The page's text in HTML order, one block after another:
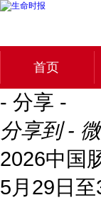
首页
- 分享 -
分享到 -
2026中国
5月29日